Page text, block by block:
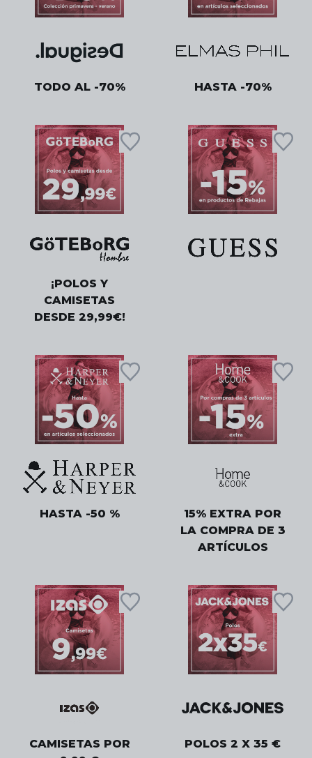
TODO AL -70% HASTA -70%
¡POLOS Y
CAMISETAS
DESDE 29,99€!
HASTA -50 %
15% EXTRA POR
LA COMPRA DE 3
ARTÍCULOS
CAMISETAS POR
POLOS 2 X 35 €